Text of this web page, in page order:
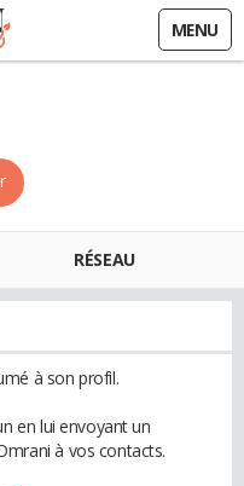
MENU
RÉSEAU
à son profil.
en lui envoyant un
à vos contacts.